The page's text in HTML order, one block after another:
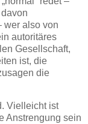
wer also von
autoritäres
Gesellschaft,
ist, die
die
Vielleicht ist
Anstrengung sein